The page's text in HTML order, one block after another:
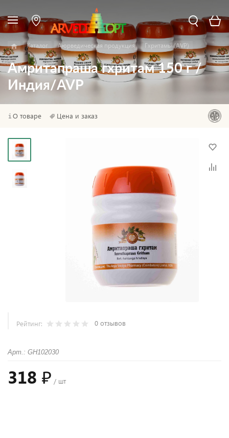
Каталог Аюрведическая продукция Гхритамы (AVP)
Амритапраша гхритам 150 г /
Индия/AVP
О товаре Цена и заказ
Рейтинг: 0 отзывов
Арт.: GH102030
318 ₽ / шт